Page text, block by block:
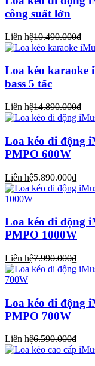
công suất lớn
Liên hệ10.490.000₫
Loa kéo karaoke
bass 5 tấc
Liên hệ14.890.000₫
Loa kéo di động
PMPO 600W
Liên hệ5.890.000₫
Loa kéo di động
PMPO 1000W
Liên hệ7.990.000₫
Loa kéo di động
PMPO 700W
Liên hệ6.590.000₫